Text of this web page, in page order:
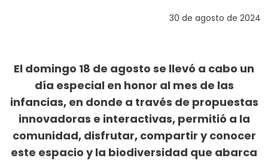
30 de agosto de 2024
El domingo 18 de agosto se llevó a cabo un
día especial en honor al mes de las
infancias, en donde a través de propuestas
innovadoras e interactivas, permitió a la
comunidad, disfrutar, compartir y conocer
este espacio y la biodiversidad que abarca